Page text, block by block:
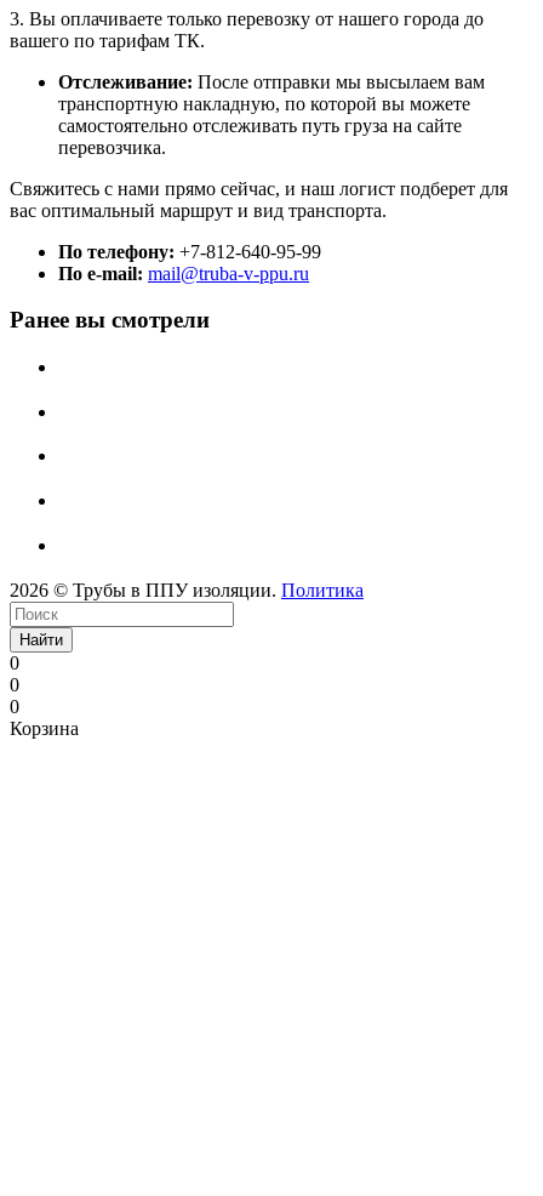
3. Вы оплачиваете только перевозку от нашего города до
вашего по тарифам ТК.
Отслеживание: После отправки мы высылаем вам
транспортную накладную, по которой вы можете
самостоятельно отслеживать путь груза на сайте
перевозчика.
Свяжитесь с нами прямо сейчас, и наш логист подберет для
вас оптимальный маршрут и вид транспорта.
По телефону: +7-812-640-95-99
По e-mail: mail@truba-v-ppu.ru
Ранее вы смотрели
2026 © Трубы в ППУ изоляции. Политика
Найти
0
0
0
Корзина